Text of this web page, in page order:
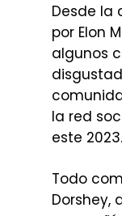
Desde la
por Elon
algunos
la red
este 2023.
Todo
Dorshey,